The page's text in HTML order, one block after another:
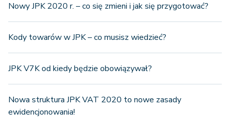
Nowy JPK 2020 r. – co się zmieni i jak się przygotować?
Kody towarów w JPK – co musisz wiedzieć?
JPK V7K od kiedy będzie obowiązywał?
Nowa struktura JPK VAT 2020 to nowe zasady
ewidencjonowania!